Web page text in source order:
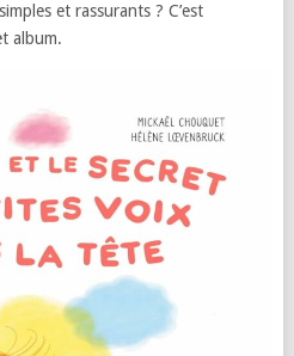
et rassurants ? C’est
album.